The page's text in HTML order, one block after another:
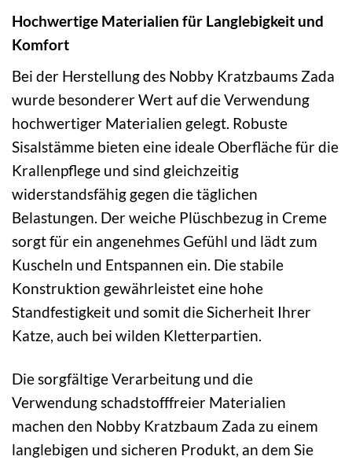
Hochwertige Materialien für Langlebigkeit und
Komfort
Bei der Herstellung des Nobby Kratzbaums Zada
wurde besonderer Wert auf die Verwendung
hochwertiger Materialien gelegt. Robuste
Sisalstämme bieten eine ideale Oberfläche für die
Krallenpflege und sind gleichzeitig
widerstandsfähig gegen die täglichen
Belastungen. Der weiche Plüschbezug in Creme
sorgt für ein angenehmes Gefühl und lädt zum
Kuscheln und Entspannen ein. Die stabile
Konstruktion gewährleistet eine hohe
Standfestigkeit und somit die Sicherheit Ihrer
Katze, auch bei wilden Kletterpartien.
Die sorgfältige Verarbeitung und die
Verwendung schadstofffreier Materialien
machen den Nobby Kratzbaum Zada zu einem
langlebigen und sicheren Produkt, an dem Sie